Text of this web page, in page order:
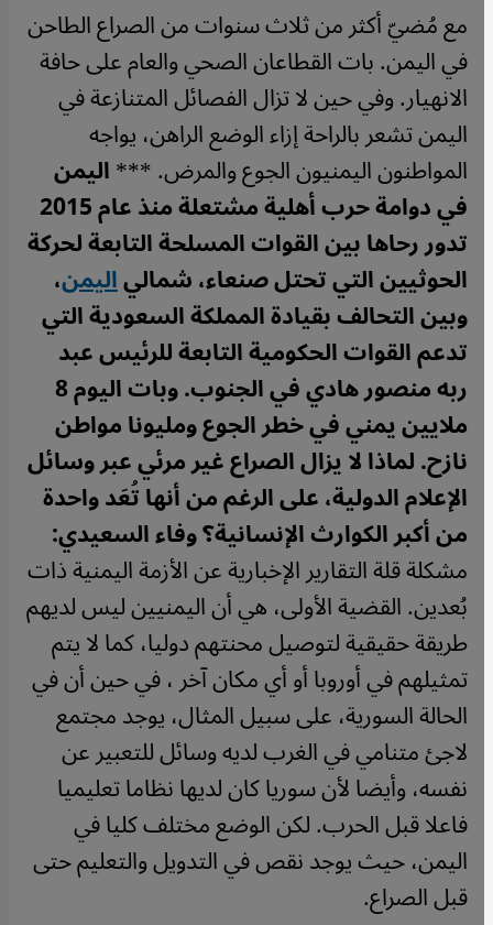
مع مُضيّ أكثر من ثلاث سنوات من الصراع الطاحن
في اليمن. بات القطاعان الصحي والعام على حافة
الانهيار. وفي حين لا تزال الفصائل المتنازعة في
اليمن تشعر بالراحة إزاء الوضع الراهن، يواجه
المواطنون اليمنيون الجوع والمرض.***اليمن
في دوامة حرب أهلية مشتعلة منذ عام 2015
تدور رحاها بين القوات المسلحة التابعة لحركة
الحوثيين التي تحتل صنعاء، شمالياليمن،
وبين التحالف بقيادة المملكة السعودية التي
تدعم القوات الحكومية التابعة للرئيس عبد
ربه منصور هادي في الجنوب. وبات اليوم 8
ملايين يمني في خطر الجوع ومليونا مواطن
نازح. لماذا لا يزال الصراع غير مرئي عبر وسائل
الإعلام الدولية، على الرغم من أنها تُعَد واحدة
من أكبر الكوارث الإنسانية؟وفاء السعيدي:
مشكلة قلة التقارير الإخبارية عن الأزمة اليمنية ذات
بُعدين. القضية الأولى، هي أن اليمنيين ليس لديهم
طريقة حقيقية لتوصيل محنتهم دوليا، كما لا يتم
تمثيلهم في أوروبا أو أي مكان آخر ، في حين أن في
الحالة السورية، على سبيل المثال، يوجد مجتمع
لاجئ متنامي في الغرب لديه وسائل للتعبير عن
نفسه، وأيضا لأن سوريا كان لديها نظاما تعليميا
فاعلا قبل الحرب. لكن الوضع مختلف كليا في
اليمن، حيث يوجد نقص في التدويل والتعليم حتى
قبل الصراع.